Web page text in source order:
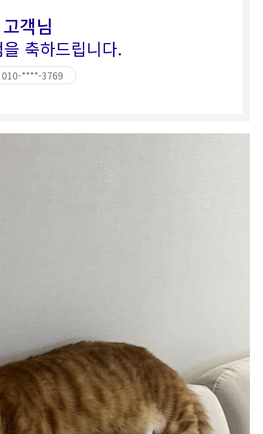
객님
축하드립니다.
****-3769